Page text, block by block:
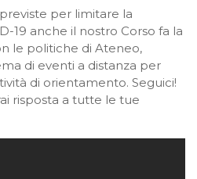
per limitare la
19 anche il nostro Corso fa la
le politiche di Ateneo,
di eventi a distanza per
di orientamento. Seguici!
risposta a tutte le tue